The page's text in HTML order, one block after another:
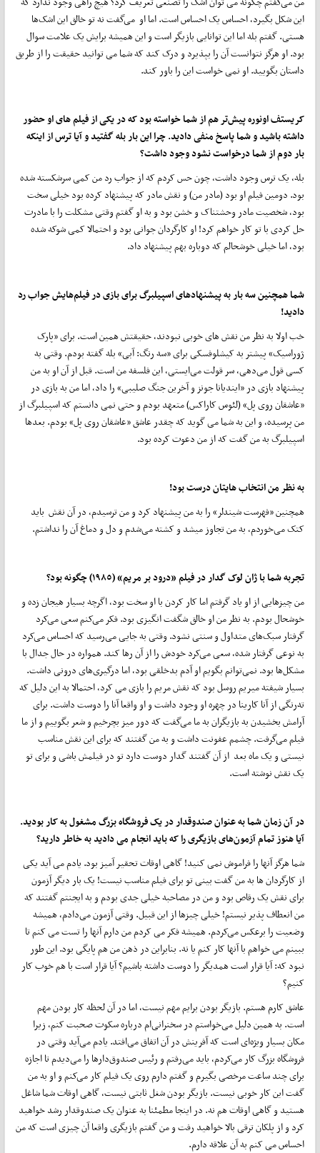
این شکل بگیرد، احساس یک احساس است. اما او می‌گفت نه تو خالق این اشک‌ها
هستی. گفتم بله اما این توانایی بازیگر است و این همیشه برایش یک علامت سوال
بود. او هرگز نتوانست آن را بپذیرد و درک کند که شما می توانید حقیقت را از طریق
داستان بگویید. او نمی خواست این را باور کند.
کریستف اونوره پیش‌تر هم از شما خواسته بود که در یکی از فیلم های او حضور
داشته باشید و شما پاسخ منفی دادید. چرا این بار بله گفتید و آیا ترس از اینکه
بار دوم از شما درخواست نشود وجود داشت؟
بله، یک ترس وجود داشت، چون حس کردم که از جواب رد من کمی سرشکسته شده
بود. دومین فیلم او بود (مادر من) و نقش مادر که پیشنهاد کرده بود خیلی سخت
بود، شخصیت مادر وحشتناک و خشن بود و به او گفتم وقتی مشکلت را با مادرت
حل کردی با تو کار خواهم کرد! او کارگردان جوانی بود و احتمالا کمی شوکه شده
بود، اما خیلی خوشحالم که دوباره بهم پیشنهاد داد.
شما همچنین سه بار به پیشنهادهای اسپیلبرگ برای بازی در فیلم‌هایش جواب رد
دادید!
خب اولا به نظر من نقش های خوبی نبودند، حقیقتش همین است. برای «پارک
ژوراسیک» پیش‍تر به کیشلوفسکی برای «سه رنگ: آبی» بله گفته بودم. وقتی به
کسی قول می‌دهی، سر قولت می‌ایستی، این فلسفه من است. قبل از آن او به من
پیشنهاد بازی در «ایندیانا جونز و آخرین جنگ صلیبی» را داد، اما من به بازی در
«عاشقان روی پل» (لئوس کاراکس) متعهد بودم و حتی نمی دانستم که اسپیلبرگ از
من پرسیده، و این به شما می گوید که چقدر عاشق «عاشقان روی پل» بودم. بعدها
اسپیلبرگ به من گفت که از من دعوت کرده بود.
به نظر من انتخاب هایتان درست بود!
همچنین «فهرست شیندلر» را به من پیشنهاد کرد و من ترسیدم، در آن نقش باید
کتک می‌خوردم، به من تجاوز می‍شد و کشته می‌شدم و دل و دماغ آن را نداشتم.
تجربه شما با ژان لوک گدار در فیلم «درود بر مریم» (١٩٨٥) چگونه بود؟
من چیزهایی از او یاد گرفتم اما کار کردن با او سخت بود، اگرچه بسیار هیجان زده و
خوشحال بودم. به نظر من او خالق شگفت انگیزی بود. فکر می‌کنم سعی می‌کرد
گرفتار سبک‌های متداول و سنتی نشود. وقتی به جایی می‌رسید که احساس می‌کرد
به نوعی گرفتار شده، سعی می‌کرد خودش را از آن رها کند. همواره در حال جدال با
مشکل‌ها بود. نمی‌توانم بگویم او آدم بدخلقی بود، اما درگیری‌های درونی داشت.
بسیار شیفته‌ میریم روسل بود که نقش مریم را بازی می کرد، احتمالا به این دلیل که
ته‌رنگی از آنا کارینا در چهره او وجود داشت و او واقعا آنا را دوست داشت. برای
آرامش بخشیدن به بازیگران به ما می‌گفت که دور میز بچرخیم و شعر بگوییم و از ما
فیلم می‌گرفت. چشمم عفونت داشت و به من گفتند که برای این نقش مناسب
نیستی و یک ماه بعد از آن گفتند گدار دوست دارد تو در فیلمش باشی و برای تو
یک نقش نوشته است.
در آن زمان شما به عنوان صندوقدار در یک فروشگاه بزرگ مشغول به کار بودید.
آیا هنوز تمام آزمون‌های بازیگری را که باید انجام می دادید به خاطر دارید؟
شما هرگز آنها را فراموش نمی کنید! گاهی اوقات تحقیر آمیز بود. یادم می آید یکی
از کارگردان ها به من گفت بینی تو برای فیلم مناسب نیست! یک بار دیگر آزمون
برای نقش یک رقاص بود و من در مصاحبه خیلی جدی بودم و به ایجنتم گفتند که
من انعطاف پذیر نیستم! خیلی چیزها از این قبیل. وقتی آزمون می‌دادم، همیشه
وضعیت را برعکس می‌کردم. همیشه فکر می کردم من دارم آنها را تست می کنم تا
ببینم می خواهم با آنها کار کنم یا نه. بنابراین در ذهن من هم‌ پایگی بود. این طور
نبود که: آیا قرار است همدیگر را دوست داشته باشیم؟ آیا قرار است با هم خوب کار
کنیم؟
عاشق کارم هستم. بازیگر بودن برایم مهم نیست، اما در آن لحظه‌ کار بودن مهم
است. به همین دلیل می‌خواستم در سخنرانی‌ام درباره سکوت صحبت کنم، زیرا
مکان بسیار ویژه‌ای است که آفرینش در آن اتفاق می‌افتد. یادم می‌آید وقتی در
فروشگاه بزرگ کار می‌کردم، باید می‌رفتم و رئیس صندوق‌دارها را می‌دیدم تا اجازه
برای چند ساعت مرخصی بگیرم و ‌گفتم دارم روی یک فیلم کار می‌کنم و او به من
گفت این کار خوبی نیست. بازیگر بودن شغل ثابتی نیست، گاهی اوقات شما شاغل
هستید و گاهی اوقات هم نه. در اینجا مطمئنا به عنوان یک صندوقدار رشد خواهید
کرد و از پلکان ترقی بالا خواهید رفت و من گفتم بازیگری واقعا آن چیزی است که من
احساس می کنم به آن علاقه دارم.